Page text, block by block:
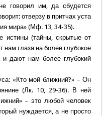
говорил им, да сбудется
отверзу в притчах уста
мира» (Мф. 13, 34-35).
истины (тайны, скрытые от
глаза на более глубокое
дают нам более глубокий
«Кто мой ближний?» – Он
(Лк. 10, 29-36). В ней
– это любой человек
нуждается, а не просто